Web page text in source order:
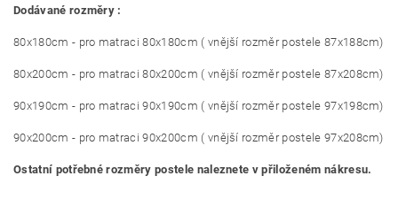
Dodávané rozměry :
80x180cm - pro matraci 80x180cm ( vnější rozměr postele 87x188cm)
80x200cm - pro matraci 80x200cm ( vnější rozměr postele 87x208cm)
90x190cm - pro matraci 90x190cm ( vnější rozměr postele 97x198cm)
90x200cm - pro matraci 90x200cm ( vnější rozměr postele 97x208cm)
Ostatní potřebné rozměry postele naleznete v přiloženém nákresu.